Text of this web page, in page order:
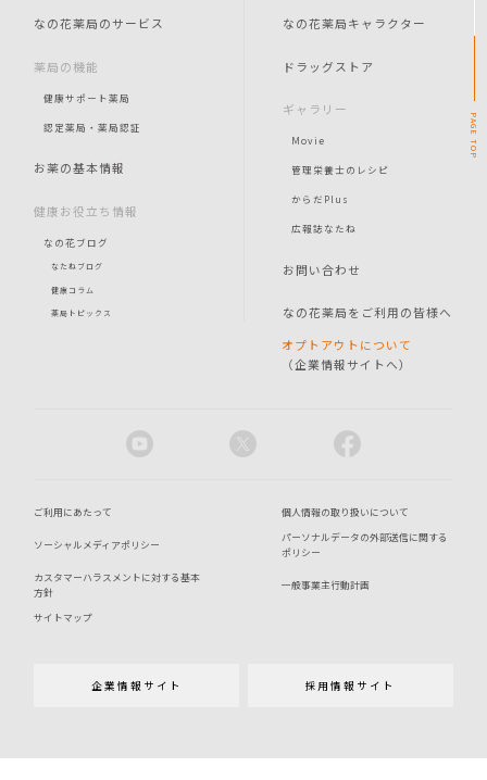
なの花薬局のサービス
薬局の機能
健康サポート薬局
認定薬局・薬局認証
お薬の基本情報
健康お役立ち情報
なの花ブログ
なたねブログ
健康コラム
薬局トピックス
なの花薬局キャラクター
ドラッグストア
ギャラリー
Movie
管理栄養士のレシピ
からだPlus
広報誌なたね
お問い合わせ
なの花薬局をご利用の皆様へ
オプトアウトについて
（企業情報サイトへ）
企業情報サイト 採用情報サイト
ご利用にあたって 個人情報の取り扱いについて
ソーシャルメディアポリシー
パーソナルデータの外部送信に関する
ポリシー
カスタマーハラスメントに対する基本
方針
一般事業主行動計画
サイトマップ
PAGE
TOP